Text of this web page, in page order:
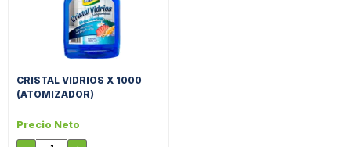
CRISTAL VIDRIOS X 1000
(ATOMIZADOR)
Precio Neto